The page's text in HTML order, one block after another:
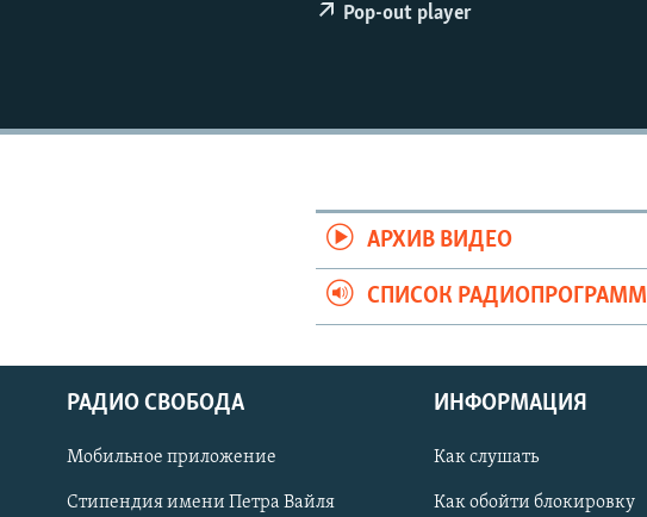
СОЦИАЛЬНЫЕ СЕТИ
Pop-out player
АРХИВ ВИДЕО
СПИСОК РАДИОПРОГРАММ
РАДИО СВОБОДА
Мобильное приложение
Стипендия имени Петра Вайля
ИНФОРМАЦИЯ
Как слушать
Как обойти блокировку